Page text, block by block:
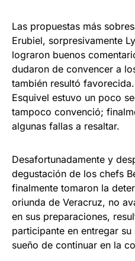
Las propuestas más
Erubiel, sorpresivamente
lograron buenos
dudaron de convencer a
también resultó
Esquivel estuvo un poco
tampoco convenció;
algunas fallas a resaltar.
Desafortunadamente y
degustación de los chefs
finalmente tomaron la
oriunda de Veracruz, no
en sus preparaciones,
participante en entregar
sueño de continuar en la